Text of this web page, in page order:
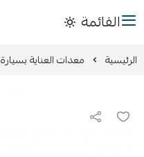
القائمة
الرئيسية معدات العناية بسيارة